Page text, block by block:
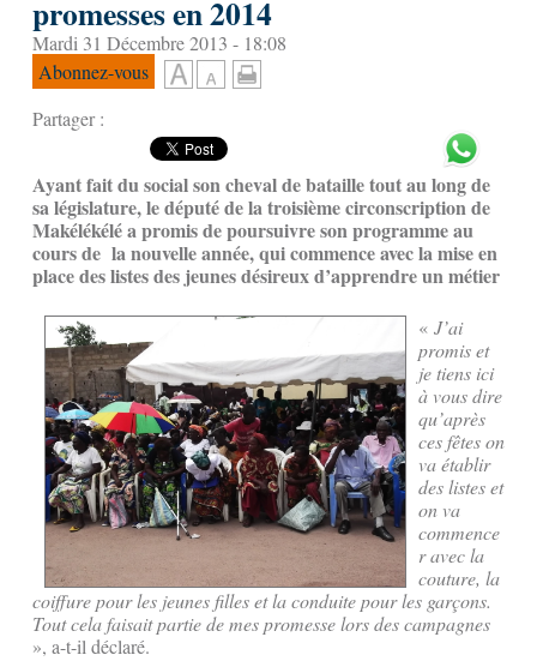
promesses en 2014
Mardi 31 Décembre 2013 - 18:08
Abonnez-vous
Partager :
Ayant fait du social son cheval de bataille tout au long de
sa législature, le député de la troisième circonscription de
Makélékélé a promis de poursuivre son programme au
cours de la nouvelle année, qui commence avec la mise en
place des listes des jeunes désireux d’apprendre un métier
« J’ai
promis et
je tiens ici
à vous dire
qu’après
ces fêtes on
va établir
des listes et
on va
commence
r avec la
couture, la
coiffure pour les jeunes filles et la conduite pour les garçons.
Tout cela faisait partie de mes promesse lors des campagnes
», a-t-il déclaré.